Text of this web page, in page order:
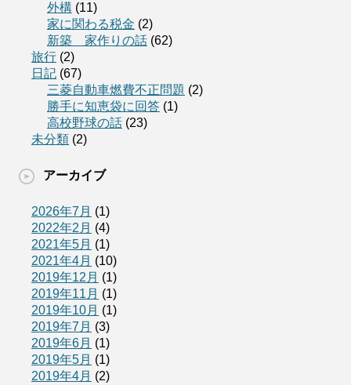
外構 (11)
家に関わる税金 (2)
新築 家作りの話 (62)
旅行 (2)
日記 (67)
三菱自動車燃費不正問題 (2)
勝手に知恵袋に回答 (1)
高校野球の話 (23)
未分類 (2)
アーカイブ
2026年7月 (1)
2022年2月 (4)
2021年5月 (1)
2021年4月 (10)
2019年12月 (1)
2019年11月 (1)
2019年10月 (1)
2019年7月 (3)
2019年6月 (1)
2019年5月 (1)
2019年4月 (2)